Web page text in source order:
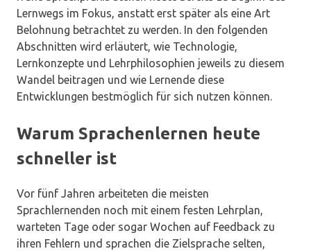
Lernwegs im Fokus, anstatt erst später als eine Art
Belohnung betrachtet zu werden. In den folgenden
Abschnitten wird erläutert, wie Technologie,
Lernkonzepte und Lehrphilosophien jeweils zu diesem
Wandel beitragen und wie Lernende diese
Entwicklungen bestmöglich für sich nutzen können.
Warum Sprachenlernen heute
schneller ist
Vor fünf Jahren arbeiteten die meisten
Sprachlernenden noch mit einem festen Lehrplan,
warteten Tage oder sogar Wochen auf Feedback zu
ihren Fehlern und sprachen die Zielsprache selten,